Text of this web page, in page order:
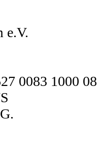
e.V.
0083 1000 08